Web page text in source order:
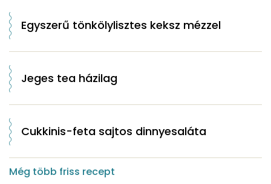
Egyszerű tönkölylisztes keksz mézzel
Jeges tea házilag
Cukkinis-feta sajtos dinnyesaláta
Még több friss recept